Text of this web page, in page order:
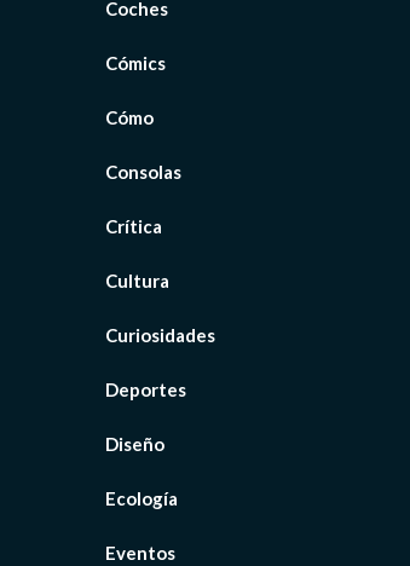
Coches
Cómics
Cómo
Consolas
Crítica
Cultura
Curiosidades
Deportes
Diseño
Ecología
Eventos